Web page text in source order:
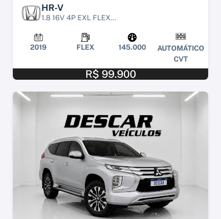
HR-V
1.8 16V 4P EXL FLEX...
2019 FLEX 145.000
AUTOMÁTICO
CVT
R$ 99.900